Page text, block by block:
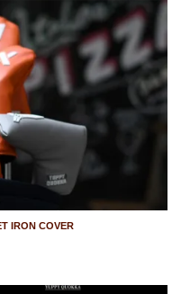
IRON COVER